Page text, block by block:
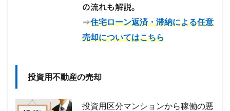
の流れも解説。
⇒住宅ローン返済・滞納による任意
売却についてはこちら
投資用不動産の売却
投資用区分マンションから稼働の悪